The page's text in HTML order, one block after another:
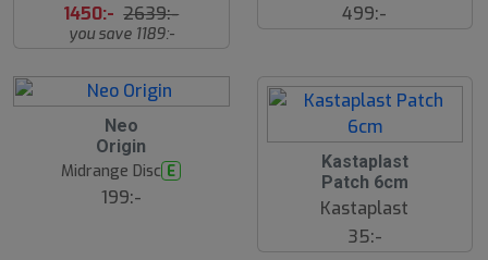
1450:- 2639:-
you save 1189:-
499:-
Neo
Origin
Midrange Disc E
199:-
Kastaplast
Patch 6cm
Kastaplast
35:-